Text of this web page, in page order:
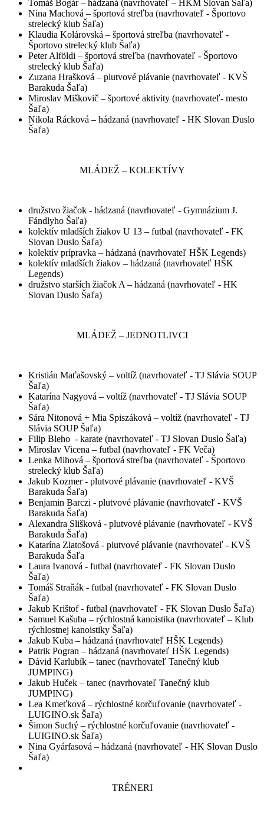
Tomáš Bogár – hádzaná (navrhovateľ – HKM Slovan Šaľa)
Nina Machová – športová streľba (navrhovateľ - Športovo
strelecký klub Šaľa)
Klaudia Kolárovská – športová streľba (navrhovateľ -
Športovo strelecký klub Šaľa)
Peter Alföldi – športová streľba (navrhovateľ - Športovo
strelecký klub Šaľa)
Zuzana Hrašková – plutvové plávanie (navrhovateľ - KVŠ
Barakuda Šaľa)
Miroslav Miškovič – športové aktivity (navrhovateľ- mesto
Šaľa)
Nikola Rácková – hádzaná (navrhovateľ - HK Slovan Duslo
Šaľa)
MLÁDEŽ – KOLEKTÍVY
družstvo žiačok - hádzaná (navrhovateľ - Gymnázium J.
Fándlyho Šaľa)
kolektív mladších žiakov U 13 – futbal (navrhovateľ - FK
Slovan Duslo Šaľa)
kolektív prípravka – hádzaná (navrhovateľ HŠK Legends)
kolektív mladších žiakov – hádzaná (navrhovateľ HŠK
Legends)
družstvo starších žiačok A – hádzaná (navrhovateľ - HK
Slovan Duslo Šaľa)
MLÁDEŽ – JEDNOTLIVCI
Kristián Maťašovský – voltíž (navrhovateľ - TJ Slávia SOUP
Šaľa)
Katarína Nagyová – voltíž (navrhovateľ - TJ Slávia SOUP
Šaľa)
Sára Nitonová + Mia Spiszáková – voltíž (navrhovateľ - TJ
Slávia SOUP Šaľa)
Filip Bleho - karate (navrhovateľ - TJ Slovan Duslo Šaľa)
Miroslav Vicena – futbal (navrhovateľ - FK Veča)
Lenka Mihová – športová streľba (navrhovateľ - Športovo
strelecký klub Šaľa)
Jakub Kozmer - plutvové plávanie (navrhovateľ - KVŠ
Barakuda Šaľa)
Benjamin Barczi - plutvové plávanie (navrhovateľ - KVŠ
Barakuda Šaľa)
Alexandra Slišková - plutvové plávanie (navrhovateľ - KVŠ
Barakuda Šaľa)
Katarína Zlatošová - plutvové plávanie (navrhovateľ - KVŠ
Barakuda Šaľa
Laura Ivanová - futbal (navrhovateľ - FK Slovan Duslo
Šaľa)
Tomáš Straňák - futbal (navrhovateľ - FK Slovan Duslo
Šaľa)
Jakub Krištof - futbal (navrhovateľ - FK Slovan Duslo Šaľa)
Samuel Kašuba – rýchlostná kanoistika (navrhovateľ – Klub
rýchlostnej kanoistiky Šaľa)
Jakub Kuba – hádzaná (navrhovateľ HŠK Legends)
Patrik Pogran – hádzaná (navrhovateľ HŠK Legends)
Dávid Karlubík – tanec (navrhovateľ Tanečný klub
JUMPING)
Jakub Huček – tanec (navrhovateľ Tanečný klub
JUMPING)
Lea Kmeťková – rýchlostné korčuľovanie (navrhovateľ -
LUIGINO.sk Šaľa)
Šimon Suchý – rýchlostné korčuľovanie (navrhovateľ -
LUIGINO.sk Šaľa)
Nina Gyárfasová – hádzaná (navrhovateľ - HK Slovan Duslo
Šaľa)
TRÉNERI